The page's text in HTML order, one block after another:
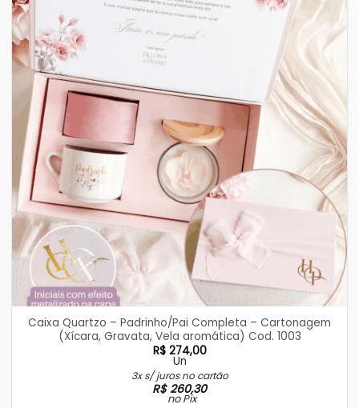
Caixa Quartzo – Padrinho/Pai Completa – Cartonagem
(Xícara, Gravata, Vela aromática) Cod. 1003
R$274,00
Un
3x s/ juros no cartão
R$260,30
no Pix